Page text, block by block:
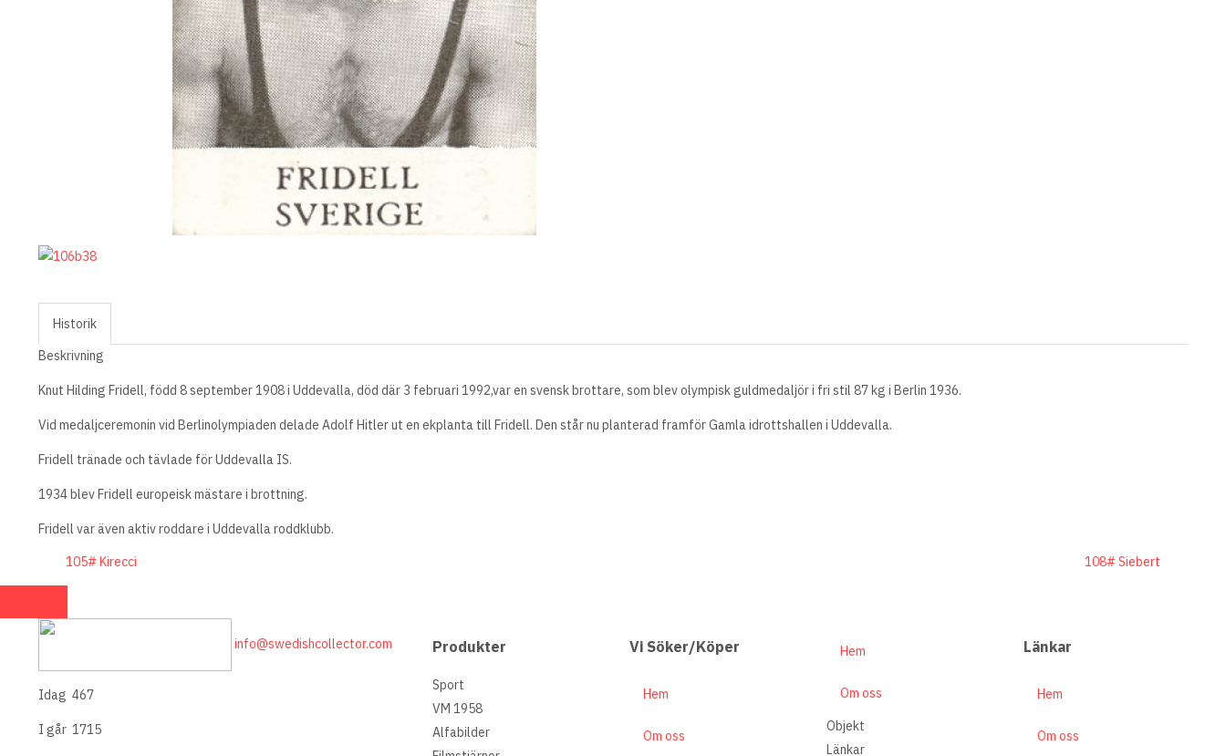
Historik
Beskrivning
Knut Hilding Fridell, född 8 september 1908 i Uddevalla, död där 3 februari 1992,var en svensk brottare, som blev olympisk guldmedaljör i fri stil 87 kg i Berlin 1936.
Vid medaljceremonin vid Berlinolympiaden delade Adolf Hitler ut en ekplanta till Fridell. Den står nu planterad framför Gamla idrottshallen i Uddevalla.
Fridell tränade och tävlade för Uddevalla IS.
1934 blev Fridell europeisk mästare i brottning.
Fridell var även aktiv roddare i Uddevalla roddklubb.
105# Kirecci
108# Siebert
info@swedishcollector.com
Idag 467
I går 1715
Produkter
Sport
VM 1958
Alfabilder
Vi Söker/Köper
Hem
Om oss
Hem
Om oss
Objekt
Länkar
Länkar
Hem
Om oss